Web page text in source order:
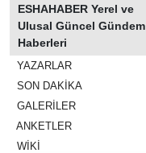
ESHAHABER Yerel ve
Ulusal Güncel Gündem
Haberleri
YAZARLAR
SON DAKİKA
GALERİLER
ANKETLER
WİKİ